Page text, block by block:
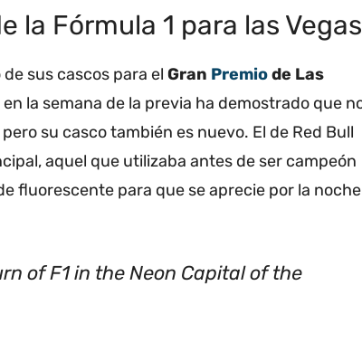
la Fórmula 1 para las Vegas
sus cascos para el Gran Premio
de Las
la semana de la previa ha demostrado que no
su casco también es nuevo. El de Red Bull
aquel que utilizaba antes de ser campeón
fluorescente para que se aprecie por la noche.